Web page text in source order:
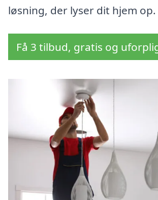
løsning, der lyser dit hjem op.
Få 3 tilbud, gratis og